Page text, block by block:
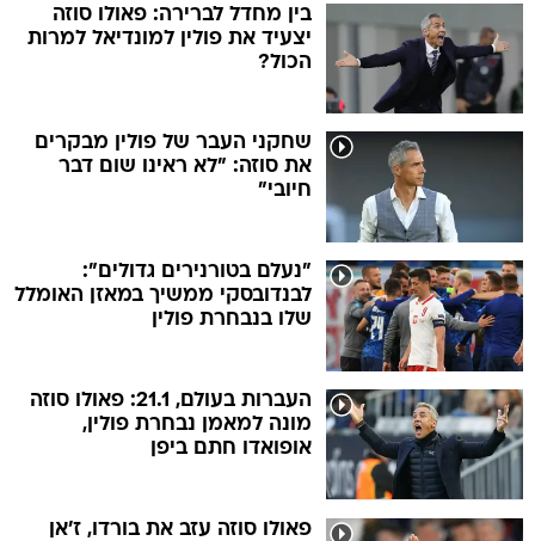
בין מחדל לברירה: פאולו סוזה
יצעיד את פולין למונדיאל למרות
הכול?
שחקני העבר של פולין מבקרים
את סוזה: "לא ראינו שום דבר
חיובי"
"נעלם בטורנירים גדולים":
לבנדובסקי ממשיך במאזן האומלל
שלו בנבחרת פולין
העברות בעולם, 21.1: פאולו סוזה
מונה למאמן נבחרת פולין,
אופואדו חתם ביפן
פאולו סוזה עזב את בורדו, ז'אן